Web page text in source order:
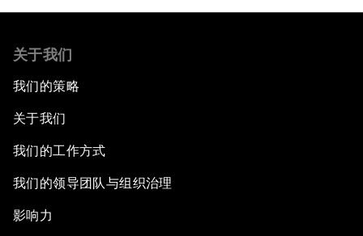
关于我们
我们的策略
关于我们
我们的工作方式
我们的领导团队与组织治理
影响力